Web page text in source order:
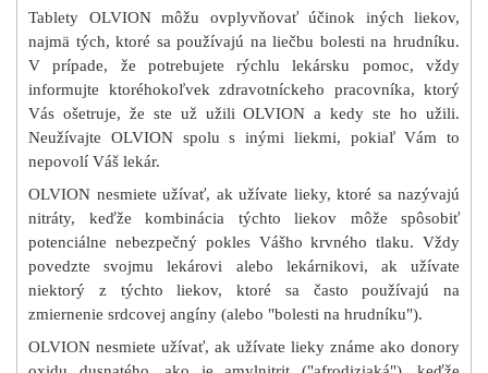
Tablety OLVION môžu ovplyvňovať účinok iných liekov,
najmä tých, ktoré sa používajú na liečbu bolesti na hrudníku.
V prípade, že potrebujete rýchlu lekársku pomoc, vždy
informujte ktoréhokoľvek zdravotníckeho pracovníka, ktorý
Vás ošetruje, že ste už užili OLVION a kedy ste ho užili.
Neužívajte OLVION spolu s inými liekmi, pokiaľ Vám to
nepovolí Váš lekár.
OLVION nesmiete užívať, ak užívate lieky, ktoré sa nazývajú
nitráty, keďže kombinácia týchto liekov môže spôsobiť
potenciálne nebezpečný pokles Vášho krvného tlaku. Vždy
povedzte svojmu lekárovi alebo lekárnikovi, ak užívate
niektorý z týchto liekov, ktoré sa často používajú na
zmiernenie srdcovej angíny (alebo "bolesti na hrudníku").
OLVION nesmiete užívať, ak užívate lieky známe ako donory